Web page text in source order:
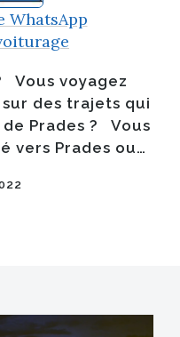
WhatsApp
Vous voyagez
des trajets qui
Prades ? Vous
vers Prades ou…